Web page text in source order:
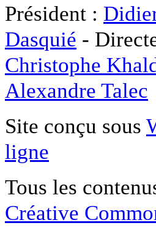
Président :
Dasquié -
Christophe
Alexandre Talec
Site conçu sous
ligne
Tous les
Créative